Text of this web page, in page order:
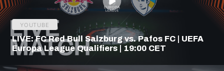
YOUTUBE
LIVE: FC Red Bull Salzburg vs. Pafos FC | UEFA
Europa League Qualifiers | 19:00 CET